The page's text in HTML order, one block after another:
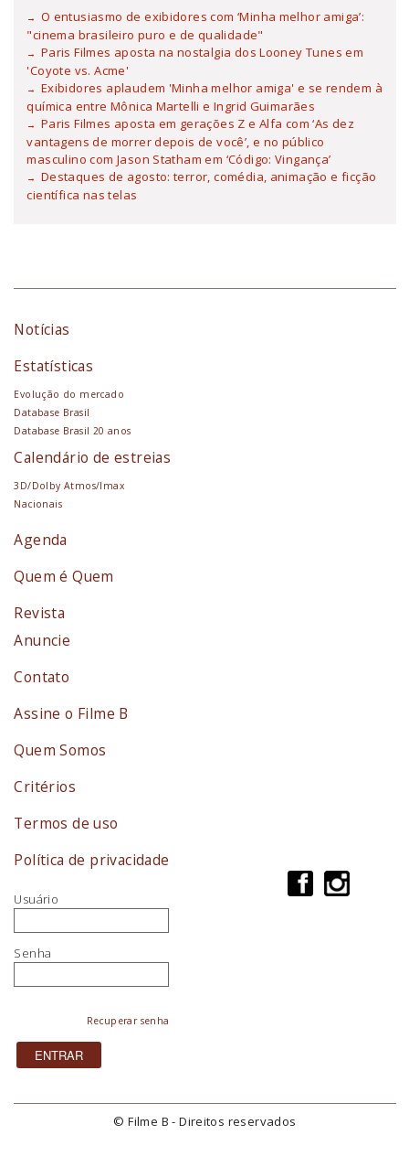
O entusiasmo de exibidores com ‘Minha melhor amiga’:
"cinema brasileiro puro e de qualidade"
Paris Filmes aposta na nostalgia dos Looney Tunes em
'Coyote vs. Acme'
Exibidores aplaudem 'Minha melhor amiga' e se rendem à
química entre Mônica Martelli e Ingrid Guimarães
Paris Filmes aposta em gerações Z e Alfa com ‘As dez
vantagens de morrer depois de você’, e no público
masculino com Jason Statham em ‘Código: Vingança’
Destaques de agosto: terror, comédia, animação e ficção
científica nas telas
Notícias
Estatísticas
Evolução do mercado
Database Brasil
Database Brasil 20 anos
Calendário de estreias
3D/Dolby Atmos/Imax
Nacionais
Agenda
Quem é Quem
Revista
Anuncie
Contato
Assine o Filme B
Quem Somos
Critérios
Termos de uso
Política de privacidade
Usuário
Senha
Recuperar senha
© Filme B - Direitos reservados